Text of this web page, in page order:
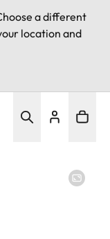
a different
location and